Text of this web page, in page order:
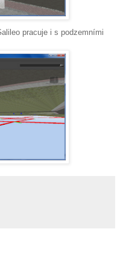
pracuje i s podzemními